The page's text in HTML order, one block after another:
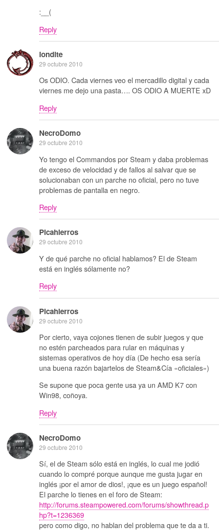
:__(
Reply
londite
29 octubre 2010
Os ODIO. Cada viernes veo el mercadillo digital y cada
viernes me dejo una pasta…. OS ODIO A MUERTE xD
Reply
NecroDomo
29 octubre 2010
Yo tengo el Commandos por Steam y daba problemas
de exceso de velocidad y de fallos al salvar que se
solucionaban con un parche no oficial, pero no tuve
problemas de pantalla en negro.
Reply
Picahierros
29 octubre 2010
Y de qué parche no oficial hablamos? El de Steam
está en inglés sólamente no?
Reply
Picahierros
29 octubre 2010
Por cierto, vaya cojones tienen de subir juegos y que
no estén parcheados para rular en máquinas y
sistemas operativos de hoy día (De hecho esa sería
una buena razón bajartelos de Steam&Cía «oficiales»)
Se supone que poca gente usa ya un AMD K7 con
Win98, coñoya.
Reply
NecroDomo
29 octubre 2010
Sí, el de Steam sólo está en inglés, lo cual me jodió
cuando lo compré porque aunque me gusta jugar en
inglés ¡por el amor de dios!, ¡que es un juego español!
El parche lo tienes en el foro de Steam:
http://forums.steampowered.com/forums/showthread.p
hp?t=1236369
pero como digo, no hablan del problema que te da a ti.